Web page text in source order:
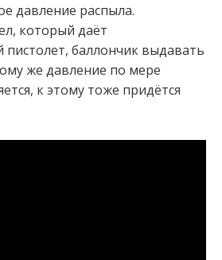
давление распыла.
который даёт
баллончик выдавать
же давление по мере
к этому тоже придётся